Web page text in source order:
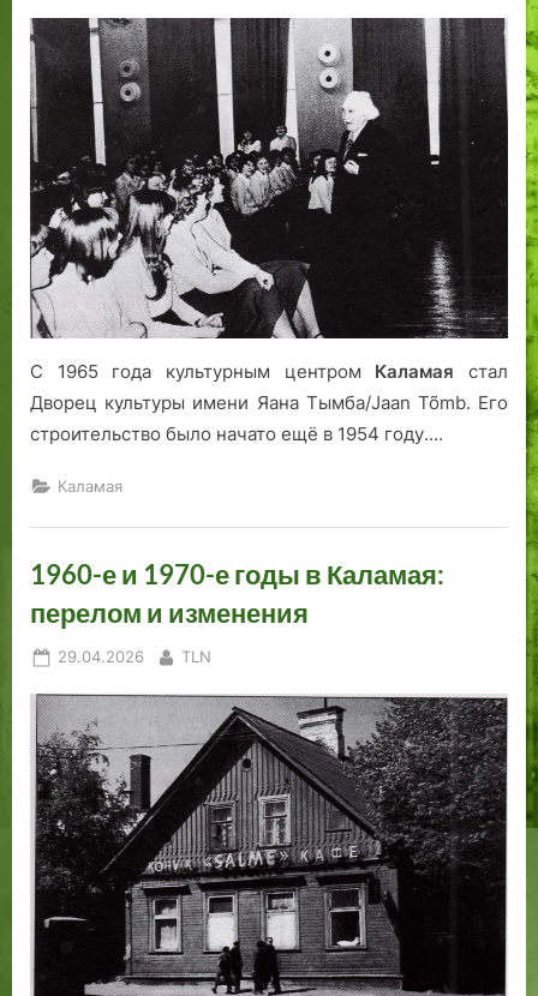
С 1965 года культурным центром Каламая стал
Дворец культуры имени Яана Тымба/Jaan Tõmb. Его
строительство было начато ещё в 1954 году.…
Каламая
1960-е и 1970-е годы в Каламая:
перелом и изменения
Posted
29.04.2026 By
TLN